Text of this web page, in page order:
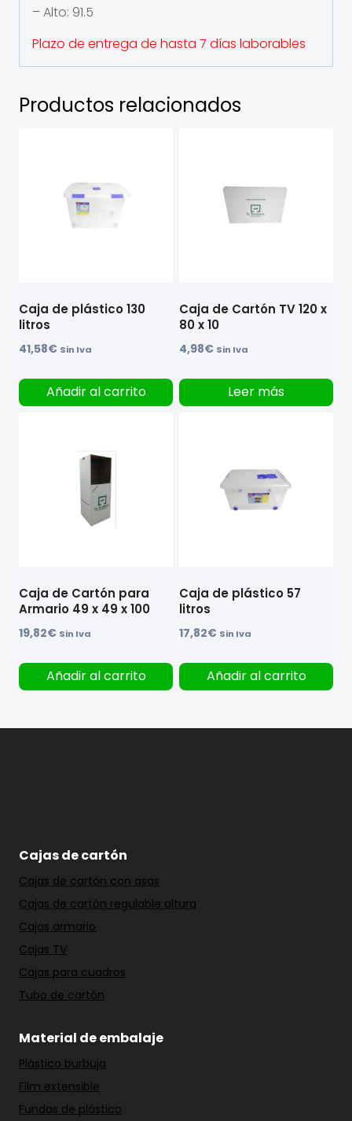
– Alto: 91.5
Plazo de entrega de hasta 7 días laborables
Productos relacionados
Caja de plástico 130
litros
41,58€ Sin Iva
Añadir al carrito
Caja de Cartón TV 120 x
80 x 10
4,98€ Sin Iva
Leer más
Caja de Cartón para
Armario 49 x 49 x 100
19,82€ Sin Iva
Añadir al carrito
Caja de plástico 57
litros
17,82€ Sin Iva
Añadir al carrito
Cajas de cartón
Cajas de cartón con asas
Cajas de cartón regulable altura
Cajas armario
Cajas TV
Cajas para cuadros
Tubo de cartón
Material de embalaje
Plástico burbuja
Film extensible
Fundas de plástico